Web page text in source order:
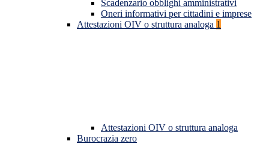
Scadenzario obblighi amministrativi
Oneri informativi per cittadini e imprese
Attestazioni OIV o struttura analoga 1
Attestazioni OIV o struttura analoga
Burocrazia zero